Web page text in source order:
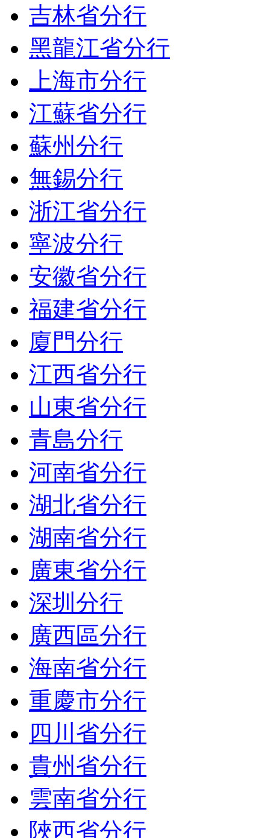
吉林省分行
黑龍江省分行
上海市分行
江蘇省分行
蘇州分行
無錫分行
浙江省分行
寧波分行
安徽省分行
福建省分行
廈門分行
江西省分行
山東省分行
青島分行
河南省分行
湖北省分行
湖南省分行
廣東省分行
深圳分行
廣西區分行
海南省分行
重慶市分行
四川省分行
貴州省分行
雲南省分行
陜西省分行